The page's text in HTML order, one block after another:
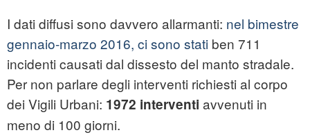
I dati diffusi sono davvero allarmanti: nel bimestre
gennaio-marzo 2016, ci sono stati ben 711
incidenti causati dal dissesto del manto stradale.
Per non parlare degli interventi richiesti al corpo
dei Vigili Urbani: 1972 interventi avvenuti in
meno di 100 giorni.